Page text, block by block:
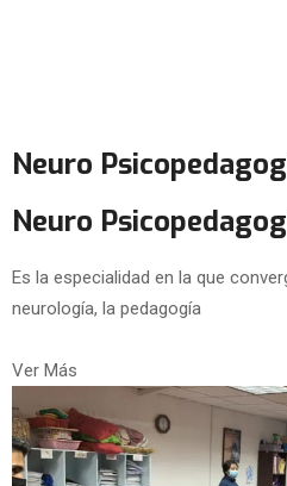
Neuro
Neuro
Es la especialidad en la que
neurología, la pedagogía
Ver Más